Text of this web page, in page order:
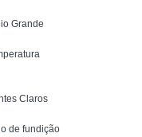
Grande
Claros
de fundição